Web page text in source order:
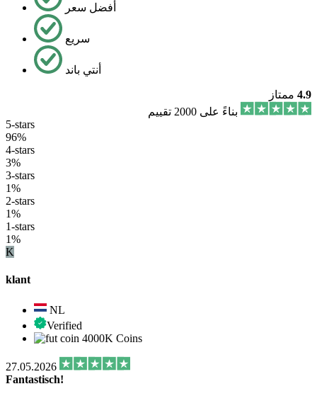
أفضل سعر
سريع
أنتي باند
4.9 ممتاز
بناءً على 2000 تقييم
5-stars
96%
4-stars
3%
3-stars
1%
2-stars
1%
1-stars
1%
K
klant
NL
Verified
4000K Coins
27.05.2026
Fantastisch!